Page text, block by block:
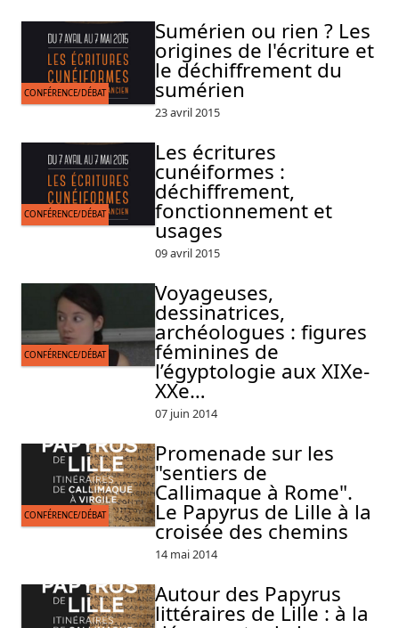
CONFÉRENCE/DÉBAT
Sumérien ou rien ? Les
origines de l'écriture et
le déchiffrement du
sumérien
23 avril 2015
CONFÉRENCE/DÉBAT
Les écritures
cunéiformes :
déchiffrement,
fonctionnement et
usages
09 avril 2015
CONFÉRENCE/DÉBAT
Voyageuses,
dessinatrices,
archéologues : figures
féminines de
l’égyptologie aux XIXe-
XXe…
07 juin 2014
CONFÉRENCE/DÉBAT
Promenade sur les
"sentiers de
Callimaque à Rome".
Le Papyrus de Lille à la
croisée des chemins
14 mai 2014
Autour des Papyrus
littéraires de Lille : à la